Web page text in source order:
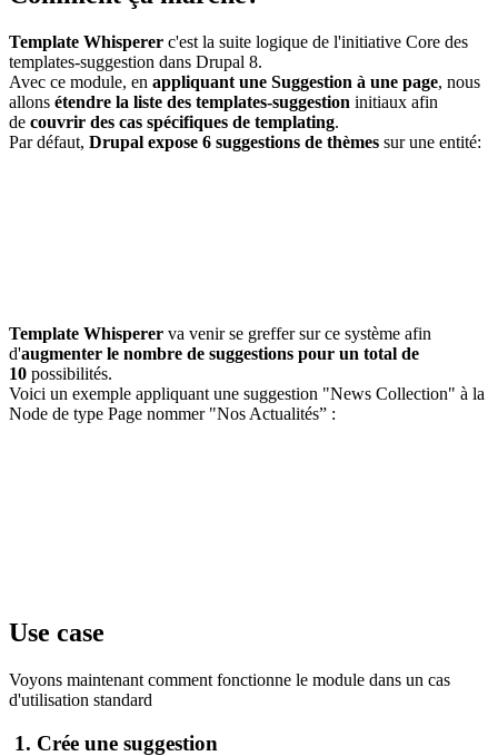
Template Whisperer c'est la suite logique de l'initiative Core des
templates-suggestion dans Drupal 8.
Avec ce module, en appliquant une Suggestion à une page, nous
allons étendre la liste des templates-suggestion initiaux afin
de couvrir des cas spécifiques de templating.
Par défaut, Drupal expose 6 suggestions de thèmes sur une entité:
Template Whisperer va venir se greffer sur ce système afin
d'augmenter le nombre de suggestions pour un total de
10 possibilités.
Voici un exemple appliquant une suggestion "News Collection" à la
Node de type Page nommer "Nos Actualités” :
Use case
Voyons maintenant comment fonctionne le module dans un cas
d'utilisation standard
1. Crée une suggestion